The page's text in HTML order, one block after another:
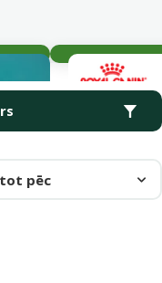
pēc
suņiem